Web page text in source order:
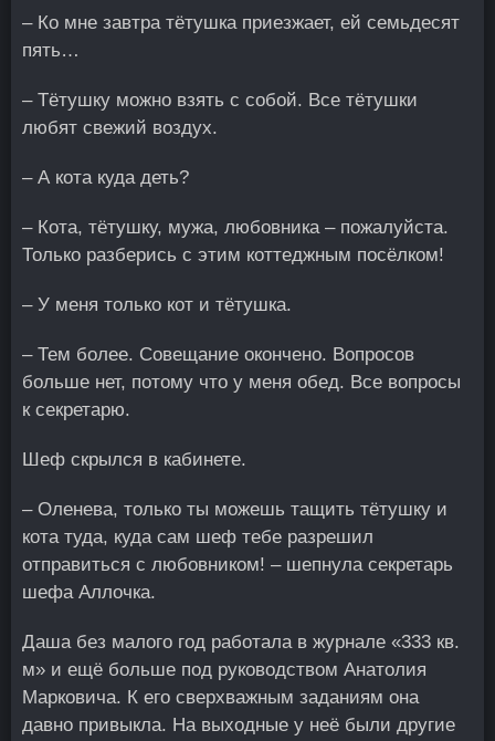
– Ко мне завтра тётушка приезжает, ей семьдесят
пять…
– Тётушку можно взять с собой. Все тётушки
любят свежий воздух.
– А кота куда деть?
– Кота, тётушку, мужа, любовника – пожалуйста.
Только разберись с этим коттеджным посёлком!
– У меня только кот и тётушка.
– Тем более. Совещание окончено. Вопросов
больше нет, потому что у меня обед. Все вопросы
к секретарю.
Шеф скрылся в кабинете.
– Оленева, только ты можешь тащить тётушку и
кота туда, куда сам шеф тебе разрешил
отправиться с любовником! – шепнула секретарь
шефа Аллочка.
Даша без малого год работала в журнале «333 кв.
м» и ещё больше под руководством Анатолия
Марковича. К его сверхважным заданиям она
давно привыкла. На выходные у неё были другие